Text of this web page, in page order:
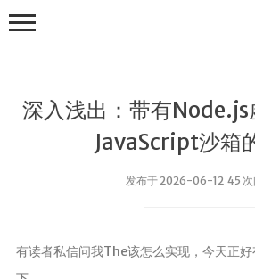
深入浅出：带有Node.js
JavaScript沙箱
发布于 2026-06-12 45 次
有读者私信问我The该怎么实现，今天正
首页